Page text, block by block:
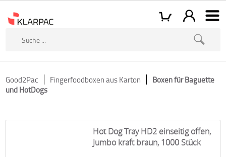
Good2Pac Fingerfoodboxen aus Karton
Boxen für Baguette
und HotDogs
Hot Dog Tray HD2 einseitig offen,
Jumbo kraft braun, 1000 Stück